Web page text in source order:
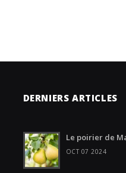
DERNIERS ARTICLES
Le poirier de
OCT 07 2024